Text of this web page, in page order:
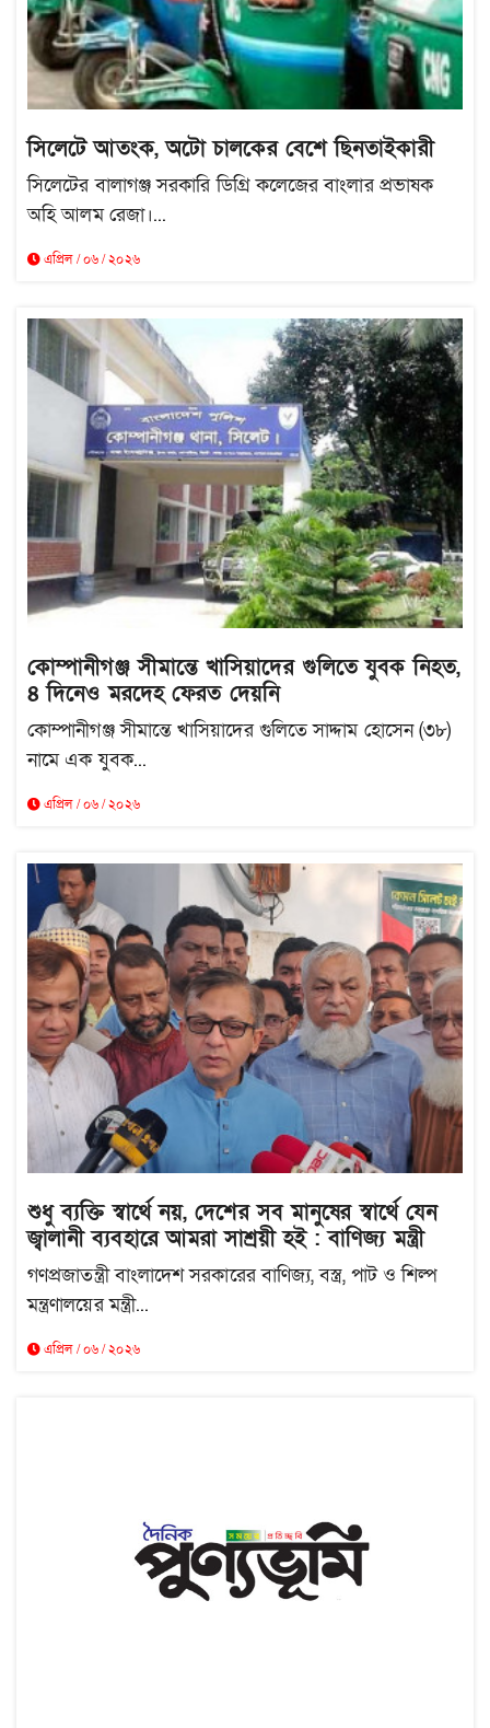
সিলেটে আতংক, অটো চালকের বেশে ছিনতাইকারী
সিলেটের বালাগঞ্জ সরকারি ডিগ্রি কলেজের বাংলার প্রভাষক
অহি আলম রেজা।...
এপ্রিল / ০৬ / ২০২৬
কোম্পানীগঞ্জ সীমান্তে খাসিয়াদের গুলিতে যুবক নিহত,
৪ দিনেও মরদেহ ফেরত দেয়নি
কোম্পানীগঞ্জ সীমান্তে খাসিয়াদের গুলিতে সাদ্দাম হোসেন (৩৮)
নামে এক যুবক...
এপ্রিল / ০৬ / ২০২৬
শুধু ব্যক্তি স্বার্থে নয়, দেশের সব মানুষের স্বার্থে যেন
জ্বালানী ব্যবহারে আমরা সাশ্রয়ী হই : বাণিজ্য মন্ত্রী
গণপ্রজাতন্ত্রী বাংলাদেশ সরকারের বাণিজ্য, বস্ত্র, পাট ও শিল্প
মন্ত্রণালয়ের মন্ত্রী...
এপ্রিল / ০৬ / ২০২৬